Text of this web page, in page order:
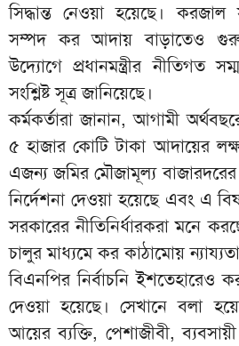
সিদ্ধান্ত নেওয়া হয়েছে। করজাল
সম্পদ কর আদায় বাড়াতেও
উদ্যোগে প্রধানমন্ত্রীর নীতিগত
সংশ্লিষ্ট সূত্র জানিয়েছে।
কর্মকর্তারা জানান, আগামী
৫ হাজার কোটি টাকা আদায়ের
এজন্য জমির মৌজামূল্য বাজারদরের
নির্দেশনা দেওয়া হয়েছে এবং এ
সরকারের নীতিনির্ধারকরা মনে
চালুর মাধ্যমে কর কাঠামোয়
বিএনপির নির্বাচনি ইশতেহারেও
দেওয়া হয়েছে। সেখানে বলা
আয়ের ব্যক্তি, পেশাজীবী,